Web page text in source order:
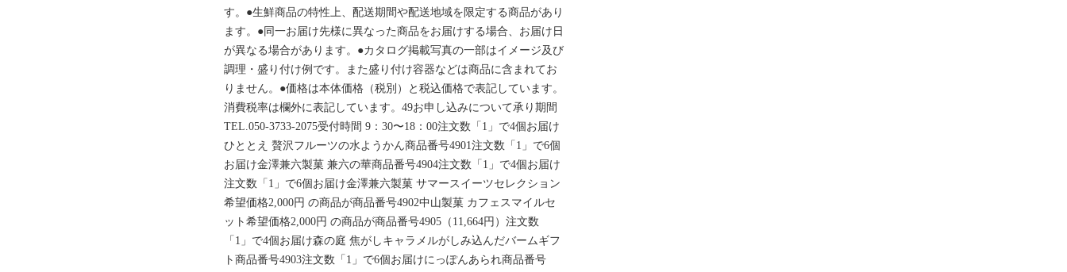
す。●生鮮商品の特性上、配送期間や配送地域を限定する商品があり
ます。●同一お届け先様に異なった商品をお届けする場合、お届け日
が異なる場合があります。●カタログ掲載写真の一部はイメージ及び
調理・盛り付け例です。また盛り付け容器などは商品に含まれてお
りません。●価格は本体価格（税別）と税込価格で表記しています。
消費税率は欄外に表記しています。49お申し込みについて承り期間
TEL.050-3733-2075受付時間 9：30〜18：00注文数「1」で4個お届け
ひととえ 贅沢フルーツの水ようかん商品番号4901注文数「1」で6個
お届け金澤兼六製菓 兼六の華商品番号4904注文数「1」で4個お届け
注文数「1」で6個お届け金澤兼六製菓 サマースイーツセレクション
希望価格2,000円 の商品が商品番号4902中山製菓 カフェスマイルセ
ット希望価格2,000円 の商品が商品番号4905（11,664円）注文数
「1」で4個お届け森の庭 焦がしキャラメルがしみ込んだバームギフ
ト商品番号4903注文数「1」で6個お届けにっぽんあられ商品番号